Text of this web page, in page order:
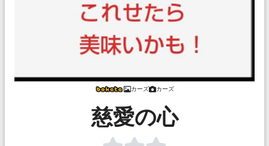
カーズ カーズ
慈愛の心